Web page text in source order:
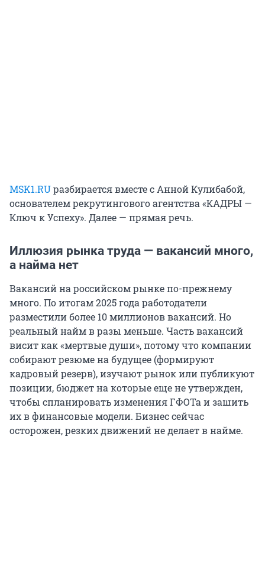
MSK1.RUразбирается вместе с Анной Кулибабой,
основателем рекрутингового агентства «КАДРЫ —
Ключ к Успеху». Далее — прямая речь.
Иллюзия рынка труда — вакансий много,
а найма нет
Вакансий на российском рынке по-прежнему
много. По итогам 2025 года работодатели
разместили более 10 миллионов вакансий. Но
реальный найм в разы меньше. Часть вакансий
висит как «мертвые души», потому что компании
собирают резюме на будущее (формируют
кадровый резерв), изучают рынок или публикуют
позиции, бюджет на которые еще не утвержден,
чтобы спланировать изменения ГФОТа и зашить
их в финансовые модели. Бизнес сейчас
осторожен, резких движений не делает в найме.